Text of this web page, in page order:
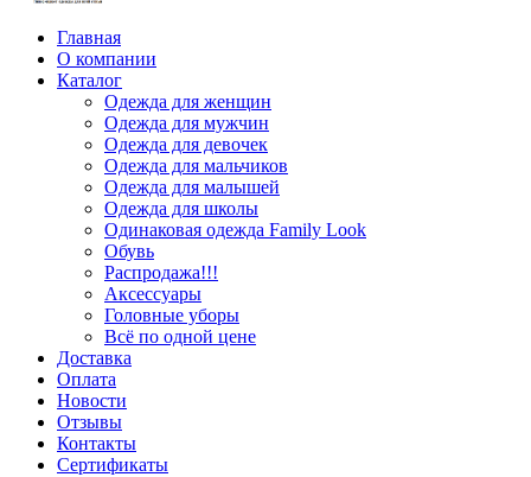
Главная
О компании
Каталог
Одежда для женщин
Одежда для мужчин
Одежда для девочек
Одежда для мальчиков
Одежда для малышей
Одежда для школы
Одинаковая одежда Family Look
Обувь
Распродажа!!!
Аксессуары
Головные уборы
Всё по одной цене
Доставка
Оплата
Новости
Отзывы
Контакты
Сертификаты